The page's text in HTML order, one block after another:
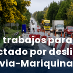
por
Mariquina